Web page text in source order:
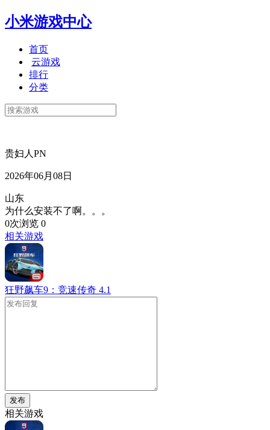
小米游戏中心
首页
云游戏
排行
分类
贵妇人PN
2026年06月08日
山东
为什么安装不了啊。。。
0次浏览 0
相关游戏
狂野飙车9：竞速传奇 4.1
发布
相关游戏